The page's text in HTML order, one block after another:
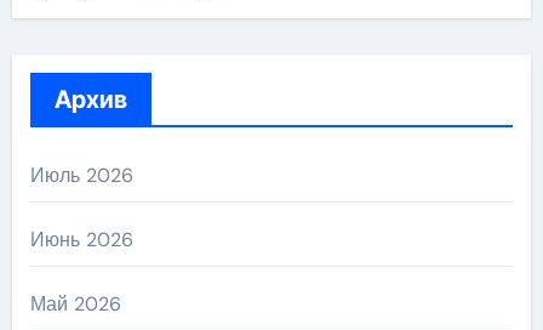
Архив
Июль 2026
Июнь 2026
Май 2026